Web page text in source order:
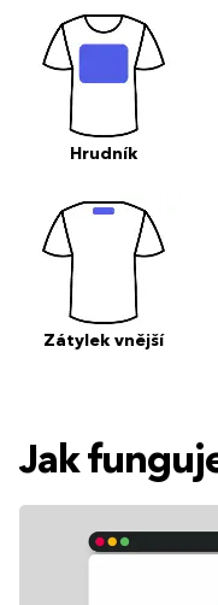
Hrudník
Zátylek vnější
Jak